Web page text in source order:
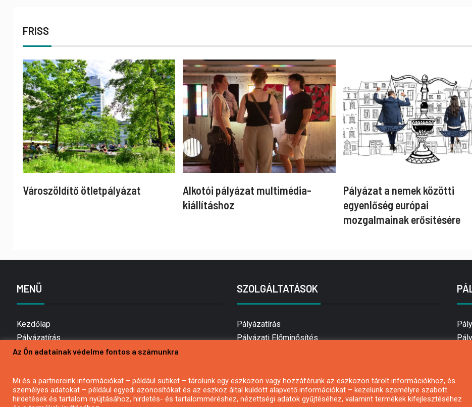
FRISS
Városzöldítő ötletpályázat
Alkotói pályázat multimédia-
kiállításhoz
Pályázat a nemek közötti
egyenlőség európai
mozgalmainak erősítésére
MENÜ
Kezdőlap
Pályázatírás
Bemutatkozás
Hírlevél feliratkozás
Impresszum
SZOLGÁLTATÁSOK
Pályázatírás
Pályázati Előminősítés
Mezőgazdasági pályázatírás
Pályázatírás magánszemélyeknek
Az Ön adatainak védelme fontos a számunkra
Mi és a partnereink információkat – például sütiket – tárolunk egy eszközön vagy hozzáférünk az eszközön tárolt információkhoz, és
személyes adatokat – például egyedi azonosítókat és az eszköz által küldött alapvető információkat – kezelünk személyre szabott
hirdetések és tartalom nyújtásához, hirdetés- és tartalomméréshez, nézettségi adatok gyűjtéséhez, valamint termékek kifejlesztéséhez